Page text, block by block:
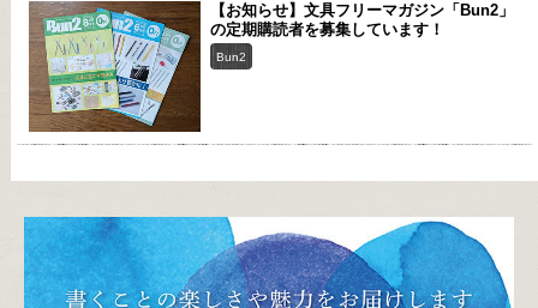
【お知らせ】文具フリーマガジン「Bun2」
の定期購読者を募集しています！
Bun2